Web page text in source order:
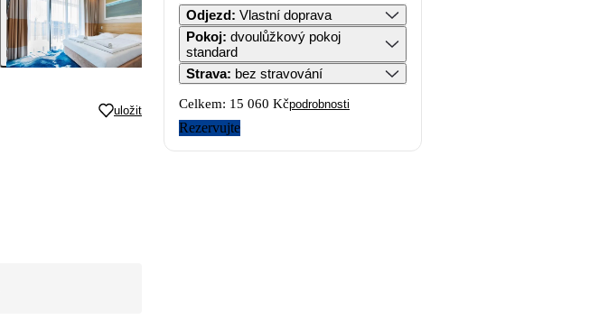
uložit
Odjezd: Vlastní doprava
Pokoj: dvoulůžkový pokoj
standard
Strava: bez stravování
Celkem: 15 060 Kčpodrobnosti
Rezervujte